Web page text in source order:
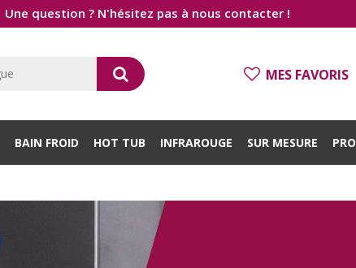
Une question ? N'hésitez pas à nous contacter !
MES FAVORIS
BAIN FROID HOT TUB INFRAROUGE SUR MESURE PRO